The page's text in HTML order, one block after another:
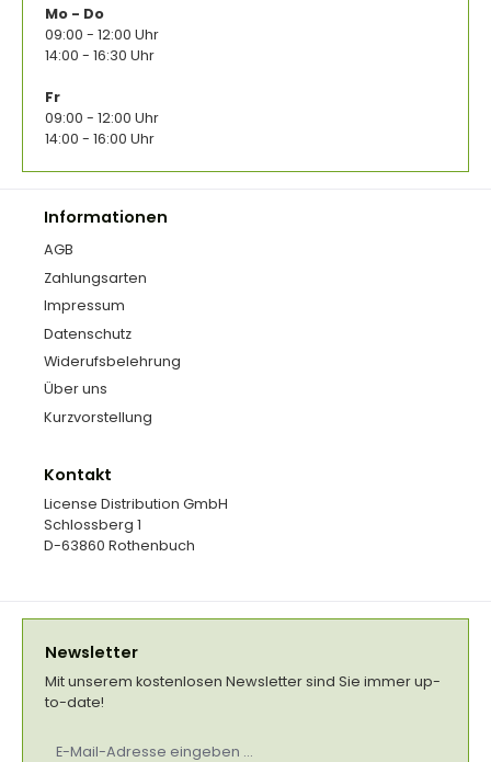
Mo - Do
09:00 - 12:00 Uhr
14:00 - 16:30 Uhr
Fr
09:00 - 12:00 Uhr
14:00 - 16:00 Uhr
Informationen
AGB
Zahlungsarten
Impressum
Datenschutz
Widerufsbelehrung
Über uns
Kurzvorstellung
Kontakt
License Distribution GmbH
Schlossberg 1
D-63860 Rothenbuch
Newsletter
Mit unserem kostenlosen Newsletter sind Sie immer up-
to-date!
Mail-